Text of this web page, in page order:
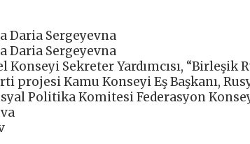
Daria Sergeyevna
Daria Sergeyevna
Konseyi Sekreter Yardımcısı, “Birleşik
projesi Kamu Konseyi Eş Başkanı,
Politika Komitesi Federasyon